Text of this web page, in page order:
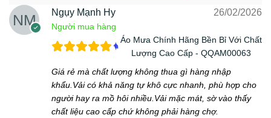
Ngụy Mạnh Hy
Người mua hàng
26/02/2026
Áo Mưa Chính Hãng Bền Bỉ Với Chất
Lượng Cao Cấp - QQAM00063
Giá rẻ mà chất lượng không thua gì hàng nhập
khẩu.Vải có khả năng tự khô cực nhanh, phù hợp cho
người hay ra mồ hôi nhiều.Vải mặc mát, sờ vào thấy
chất liệu cao cấp chứ không phải hàng chợ.